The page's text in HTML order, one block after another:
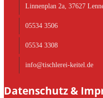
Linnenplan 2a, 37627
05534 3506
05534 3308
info@tischlerei-keitel.de
Datenschutz &